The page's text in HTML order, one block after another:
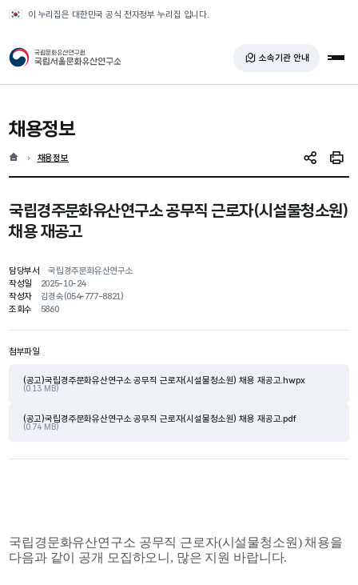
이 누리집은 대한민국 공식 전자정부 누리집 입니다.
국가유산청 국립서울문화유산연구소 소속기관 안내 전
채용정보
홈 현재 위치
채용정보 SNS 공유인쇄
국립경주문화유산연구소 공무직 근로자(시설물청소원)
채용 재공고
담당부서
국립경주문화유산연구소
작성일
2025-10-24
작성자
김경숙(054-777-8821)
조회수
5860
첨부파일
(공고)국립경주문화유산연구소 공무직 근로자(시설물청소원) 채용 재공고.hwpx
(0.13 MB)
(공고)국립경주문화유산연구소 공무직 근로자(시설물청소원) 채용 재공고.pdf
(0.74 MB)
국립경문화유산연구소 공무직 근로자(시설물청소원) 채용을
다음과 같이 공개 모집하오니, 많은 지원 바랍니다.